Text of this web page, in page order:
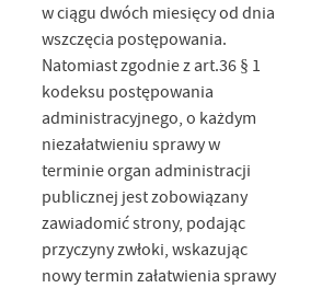
w ciągu dwóch miesięcy od dnia
wszczęcia postępowania.
Natomiast zgodnie z art.36 § 1
kodeksu postępowania
administracyjnego, o każdym
niezałatwieniu sprawy w
terminie organ administracji
publicznej jest zobowiązany
zawiadomić strony, podając
przyczyny zwłoki, wskazując
nowy termin załatwienia sprawy